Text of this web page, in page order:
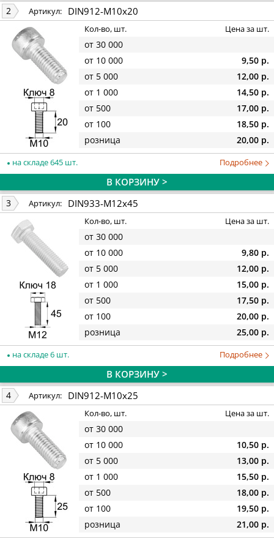
2 Артикул: DIN912-M10x20
Кол-во, шт. Цена за шт.
от 30 000
от 10 000
9,50 р.
от 5 000
12,00 р.
от 1 000
14,50 р.
от 500
17,00 р.
от 100
18,50 р.
розница
20,00 р.
на складе 645 шт. Подробнее
В КОРЗИНУ >
3 Артикул: DIN933-M12x45
Кол-во, шт. Цена за шт.
от 30 000
от 10 000
9,80 р.
от 5 000
12,00 р.
от 1 000
15,00 р.
от 500
17,50 р.
от 100
20,00 р.
розница
25,00 р.
на складе 6 шт. Подробнее
В КОРЗИНУ >
4 Артикул: DIN912-M10x25
Кол-во, шт. Цена за шт.
от 30 000
от 10 000
10,50 р.
от 5 000
13,00 р.
от 1 000
15,50 р.
от 500
18,00 р.
от 100
19,50 р.
розница
21,00 р.